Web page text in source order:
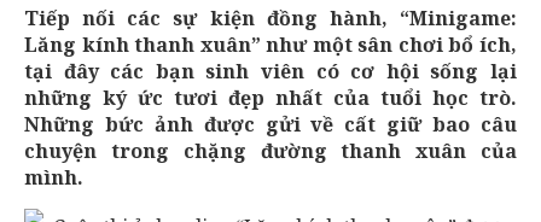
Tiếp nối các sự kiện đồng hành, “Minigame:
Lăng kính thanh xuân” như một sân chơi bổ ích,
tại đây các bạn sinh viên có cơ hội sống lại
những ký ức tươi đẹp nhất của tuổi học trò.
Những bức ảnh được gửi về cất giữ bao câu
chuyện trong chặng đường thanh xuân của
mình.